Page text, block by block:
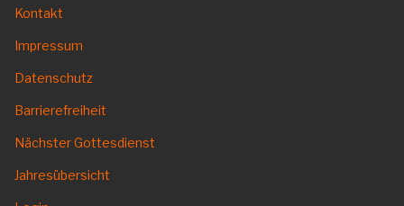
Kontakt
Impressum
Datenschutz
Barrierefreiheit
Nächster Gottesdienst
Jahresübersicht